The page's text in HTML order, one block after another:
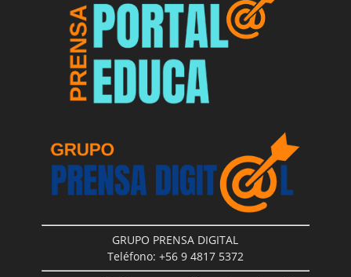
GRUPO PRENSA DIGITAL
Teléfono: +56 9 4817 5372